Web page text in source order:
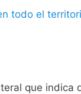
todo el
que indica